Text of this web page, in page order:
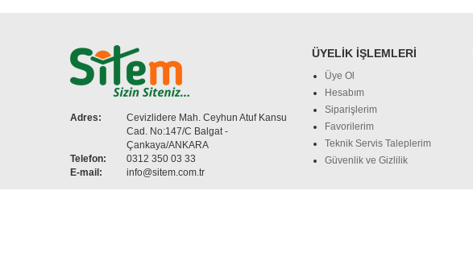
Adres:
Cevizlidere Mah. Ceyhun Atuf Kansu
Cad. No:147/C Balgat -
Çankaya/ANKARA
Telefon:
0312 350 03 33
E-mail:
info@sitem.com.tr
ÜYELIK İŞLEMLERI
Üye Ol
Hesabım
Siparişlerim
Favorilerim
Teknik Servis Taleplerim
Güvenlik ve Gizlilik